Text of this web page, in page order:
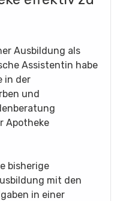
Ausbildung als
Assistentin habe
in der
und
Apotheke
bisherige
mit den
in einer